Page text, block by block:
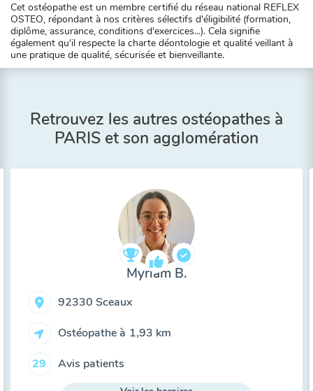
Cet ostéopathe est un membre certifié du réseau national REFLEX
OSTEO, répondant à nos critères sélectifs d'éligibilité (formation,
diplôme, assurance, conditions d'exercices...). Cela signifie
également qu'il respecte la charte déontologie et qualité veillant à
une pratique de qualité, sécurisée et bienveillante.
Retrouvez les autres ostéopathes à
PARIS et son agglomération
Myriam B.
92330 Sceaux
Ostéopathe à 1,93 km
29 Avis patients